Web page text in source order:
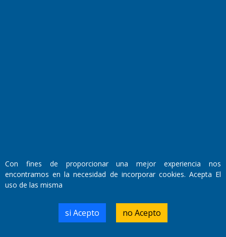
Santa Rosa, La Pampa.
Número de Registro DNDA:
RL-2019-55551274-APN-DNDA#MJ
Con fines de proporcionar una mejor experiencia nos
encontramos en la necesidad de incorporar cookies. Acepta El
uso de las misma
si Acepto no Acepto